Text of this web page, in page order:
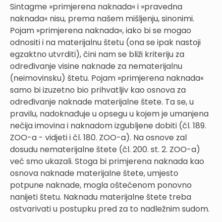
Sintagme »primjerena naknada« i »pravedna
naknada« nisu, prema našem mišljenju, sinonimi.
Pojam »primjerena naknada«, iako bi se mogao
odnositi i na materijalnu štetu (ona se ipak nastoji
egzaktno utvrditi), čini nam se bliži kriteriju za
određivanje visine naknade za nematerijalnu
(neimovinsku) štetu. Pojam »primjerena naknada«
samo bi izuzetno bio prihvatljiv kao osnova za
određivanje naknade materijalne štete. Ta se, u
pravilu, nadoknađuje u opsegu u kojem je umanjena
nečija imovina i naknadom izgubljene dobiti (čl. 189.
ZOO-a - vidjeti i čl. 180. ZOO-a). Na osnove zal
dosudu nematerijalne štete (čl. 200. st. 2. ZOO-a)
već smo ukazali. Stoga bi primjerena naknada kao
osnova naknade materijalne štete, umjesto
potpune naknade, mogla oštećenom ponovno
nanijeti štetu. Naknadu materijalne štete treba
ostvarivati u postupku pred za to nadležnim sudom.